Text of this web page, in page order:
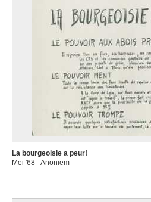
La bourgeoisie a peur!
Mei '68 - Anoniem